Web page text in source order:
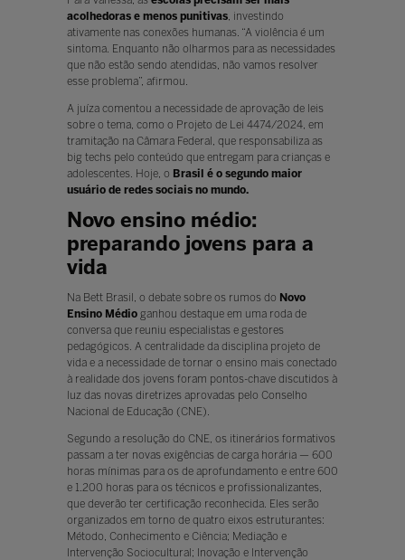
acolhedoras e menos punitivas, investindo
ativamente nas conexões humanas. “A violência é um
sintoma. Enquanto não olharmos para as necessidades
que não estão sendo atendidas, não vamos resolver
esse problema”, afirmou.
A juíza comentou a necessidade de aprovação de leis
sobre o tema, como o Projeto de Lei 4474/2024, em
tramitação na Câmara Federal, que responsabiliza as
big techs pelo conteúdo que entregam para crianças e
adolescentes. Hoje, o Brasil é o segundo maior
usuário de redes sociais no mundo.
Novo ensino médio:
preparando jovens para a
vida
Na Bett Brasil, o debate sobre os rumos do Novo
Ensino Médioganhou destaque em uma roda de
conversa que reuniu especialistas e gestores
pedagógicos. A centralidade da disciplina projeto de
vida e a necessidade de tornar o ensino mais conectado
à realidade dos jovens foram pontos-chave discutidos à
luz das novas diretrizes aprovadas pelo Conselho
Nacional de Educação (CNE).
Segundo a resolução do CNE, os itinerários formativos
passam a ter novas exigências de carga horária — 600
horas mínimas para os de aprofundamento e entre 600
e 1.200 horas para os técnicos e profissionalizantes,
que deverão ter certificação reconhecida. Eles serão
organizados em torno de quatro eixos estruturantes:
Método, Conhecimento e Ciência; Mediação e
Intervenção Sociocultural; Inovação e Intervenção